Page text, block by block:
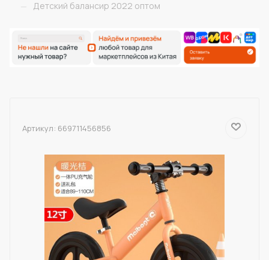
—
Детский балансир 2022 оптом
Артикул: 669711456856